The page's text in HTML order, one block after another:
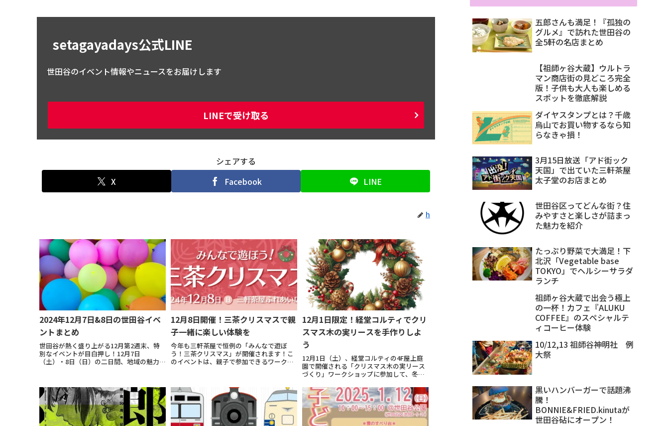
setagayadays公式LINE
世田谷のイベント情報やニュースをお届けします
LINEで受け取る
シェアする
X
Facebook LINE
h
2024年12月7日&8日の世田谷イベ
ントまとめ
世田谷が熱く盛り上がる12月第2週末、特
別なイベントが目白押し！12月7日
（土）・8日（日）の二日間、地域の魅力や
田信成さんの華麗なスケートパフォーマン
スが見られる...
12月8日開催！三茶クリスマスで親
子一緒に楽しい体験を
今年も三軒茶屋で恒例の「みんなで遊ぼ
う！三茶クリスマス」が開催されます！こ
のイベントは、親子で参加できるワークシ
る内容が盛りだくさん。特に注目は、「ま
ちからアート」...
12月1日限定！経堂コルティでクリ
スマス木の実リースを手作りしよ
う
12月1日（土）、経堂コルティの4F屋上庭
園で開催される「クリスマス木の実リース
づくり」ワークショップに参加して、冬の
しませんか？松笠や木の実を使って、自然
の恵みを感じる温かなクリスマスリースを
作ること...
五郎さんも満足！『孤独の
グルメ』で訪れた世田谷の
全5軒の名店まとめ
【祖師ヶ谷大蔵】ウルトラ
マン商店街の見どころ完全
版！子供も大人も楽しめる
スポットを徹底解説
ダイヤスタンプとは？千歳
烏山でお買い物するなら知
らなきゃ損！
3月15日放送「アド街ック
天国」で出ていた三軒茶屋
太子堂のお店まとめ
世田谷区ってどんな街？住
みやすさと楽しさが詰まっ
た魅力を紹介
たっぷり野菜で大満足！下
北沢「Vegetable base
TOKYO」でヘルシーサラダ
ランチ
祖師ヶ谷大蔵で出会う極上
の一杯！カフェ『ALUKU
COFFEE』のスペシャルテ
ィコーヒー体験
10/12,13 祖師谷神明社 例
大祭
黒いハンバーガーで話題沸
騰！
BONNIE&FRIED.kinutaが
世田谷砧にオープン！